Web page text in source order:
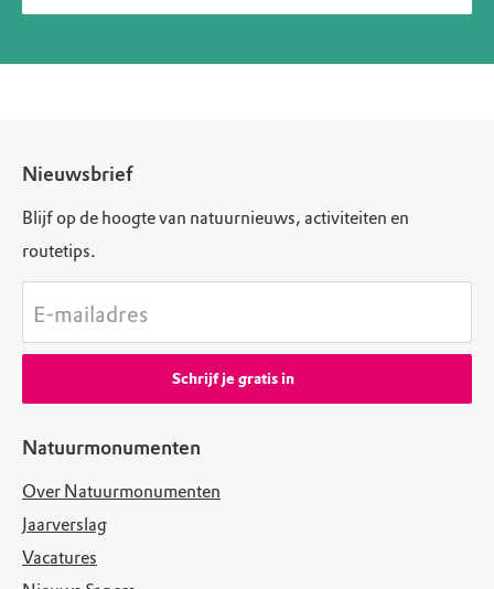
Natuurmonumenten
Over Natuurmonumenten
Jaarverslag
Vacatures
Nieuwsbrief
Blijf op de hoogte van natuurnieuws, activiteiten en
routetips.
E-mailadres
Schrijf je gratis in